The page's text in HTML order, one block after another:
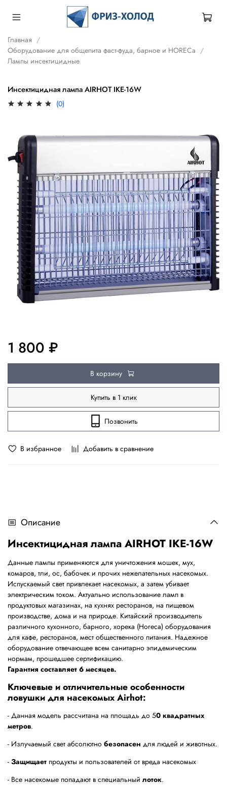
Главная
Оборудование для общепита фаст-фуда, барное и HORECa
Лампы инсектицидные
Инсектицидная лампа AIRHOT IKE-16W
(0)
В избранное Добавить в сравнение
1 800 ₽
В корзину
Купить в 1 клик
Позвонить
Описание
Инсектицидная лампа AIRHOT IKE-16W
Данные лампы применяются для уничтожения мошек, мух,
комаров, тли, ос, бабочек и прочих нежелательных насекомых.
Испускаемый свет привлекает насекомых, а затем убивает
электрическим током. Актуально использование ламп в
продуктовых магазинах, на кухнях ресторанов, на пищевом
производстве, дома и на природе. Китайский производитель
различного кухонного, барного, хорека (Horeca) оборудования
для кафе, ресторанов, мест общественного питания. Надежное
оборудование отвечающее всем санитарно эпидемическим
нормам, прошедшее сертификацию.
Гарантия составляет 6 месяцев.
Ключевые и отличительные особенности
ловушки для насекомых Airhot:
- Данная модель рассчитана на площадь до 50 квадратных
метров.
- Излучаемый свет абсолютно безопасен для людей и животных.
- Защищает продукты и пользователей от вреда насекомых
- Все насекомые попадают в специальный лоток.